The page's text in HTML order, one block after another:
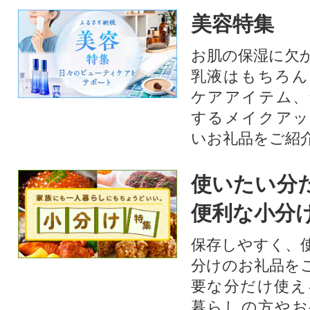
美容特集
お肌の保湿に欠
乳液はもちろ
ケアアイテム
するメイクア
いお礼品をご紹
使いたい分
便利な小分
保存しやすく、
分けのお礼品を
要な分だけ使